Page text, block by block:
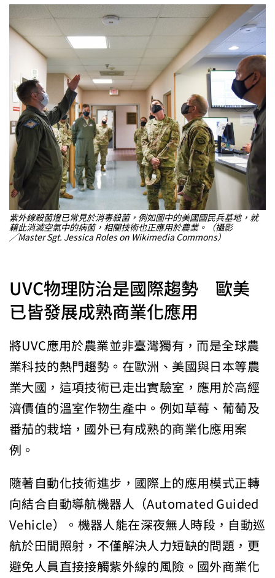
紫外線殺菌燈已常見於消毒殺菌，例如圖中的美國國民兵基地，就
藉此消滅空氣中的病菌，相關技術也正應用於農業。（攝影
╱Master Sgt. Jessica Roles on Wikimedia Commons）
UVC物理防治是國際趨勢 歐美
已皆發展成熟商業化應用
將UVC應用於農業並非臺灣獨有，而是全球農
業科技的熱門趨勢。在歐洲、美國與日本等農
業大國，這項技術已走出實驗室，應用於高經
濟價值的溫室作物生產中。例如草莓、葡萄及
番茄的栽培，國外已有成熟的商業化應用案
例。
隨著自動化技術進步，國際上的應用模式正轉
向結合自動導航機器人（Automated Guided
Vehicle）。機器人能在深夜無人時段，自動巡
航於田間照射，不僅解決人力短缺的問題，更
避免人員直接接觸紫外線的風險。國外商業化